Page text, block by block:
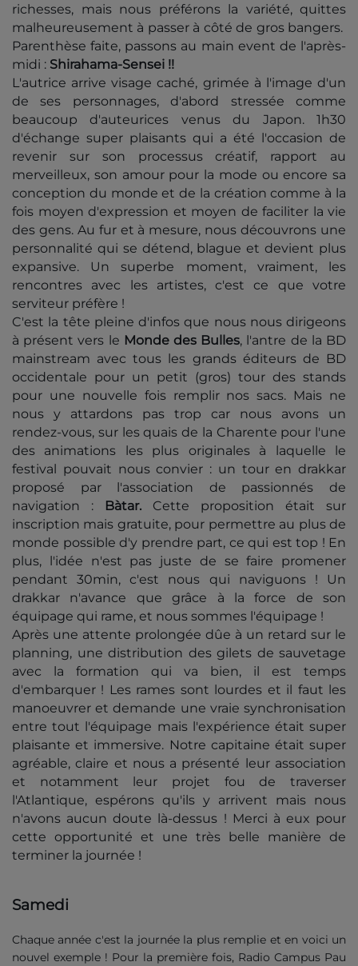
richesses, mais nous préférons la variété, quittes
malheureusement à passer à côté de gros bangers.
Parenthèse faite, passons au main event de l'après-
midi : Shirahama-Sensei !!
L'autrice arrive visage caché, grimée à l'image d'un
de ses personnages, d'abord stressée comme
beaucoup d'auteurices venus du Japon. 1h30
d'échange super plaisants qui a été l'occasion de
revenir sur son processus créatif, rapport au
merveilleux, son amour pour la mode ou encore sa
conception du monde et de la création comme à la
fois moyen d'expression et moyen de faciliter la vie
des gens. Au fur et à mesure, nous découvrons une
personnalité qui se détend, blague et devient plus
expansive. Un superbe moment, vraiment, les
rencontres avec les artistes, c'est ce que votre
serviteur préfère !
C'est la tête pleine d'infos que nous nous dirigeons
à présent vers le Monde des Bulles, l'antre de la BD
mainstream avec tous les grands éditeurs de BD
occidentale pour un petit (gros) tour des stands
pour une nouvelle fois remplir nos sacs. Mais ne
nous y attardons pas trop car nous avons un
rendez-vous, sur les quais de la Charente pour l'une
des animations les plus originales à laquelle le
festival pouvait nous convier : un tour en drakkar
proposé par l'association de passionnés de
navigation :
Bàtar. Cette proposition était sur
inscription mais gratuite, pour permettre au plus de
monde possible d'y prendre part, ce qui est top ! En
plus, l'idée n'est pas juste de se faire promener
pendant 30min, c'est nous qui naviguons ! Un
drakkar n'avance que grâce à la force de son
équipage qui rame, et nous sommes l'équipage !
Après une attente prolongée dûe à un retard sur le
planning, une distribution des gilets de sauvetage
avec la formation qui va bien, il est temps
d'embarquer ! Les rames sont lourdes et il faut les
manoeuvrer et demande une vraie synchronisation
entre tout l'équipage mais l'expérience était super
plaisante et immersive. Notre capitaine était super
agréable, claire et nous a présenté leur association
et notamment leur projet fou de traverser
l'Atlantique, espérons qu'ils y arrivent mais nous
n'avons aucun doute là-dessus ! Merci à eux pour
cette opportunité et une très belle manière de
terminer la journée !
Samedi
Chaque année c'est la journée la plus remplie et en voici un
nouvel exemple ! Pour la première fois, Radio Campus Pau